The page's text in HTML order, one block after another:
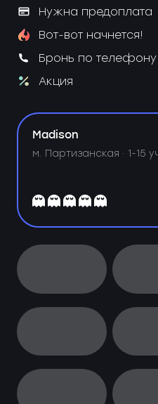
Нужна предоплата
Вот-вот начнется!
Бронь по телефону
Акция
Madison
м. Партизанская · 1-15